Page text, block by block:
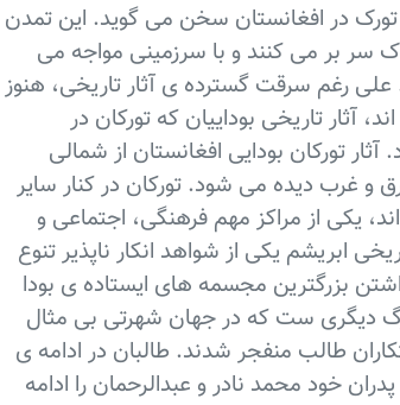
در افغانستان سخن می گوید. این تمدن
سر بر می کنند و با سرزمینی مواجه می
علی رغم سرقت گسترده ی آثار تاریخی، هنوز
آثار تاریخی بوداییان که تورکان در
تورکان بودایی افغانستان از شمالی
و غرب دیده می شود. تورکان در کنار سایر
یکی از مراکز مهم فرهنگی، اجتماعی و
ابریشم یکی از شواهد انکار ناپذیر تنوع
بزرگترین مجسمه های ایستاده ی بودا
دیگری ست که در جهان شهرتی بی مثال
میلادی توسط جنایتکاران طالب منفجر شدند. طالبان در ادامه ی
خود محمد نادر و عبدالرحمان را ادامه